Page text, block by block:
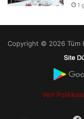
1
Copyright © 2026 Tüm
Veri Politikası